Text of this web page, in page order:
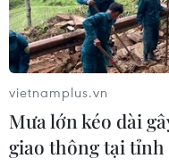
vietnamplus.vn
Mưa lớn kéo dài
giao thông tại tỉnh